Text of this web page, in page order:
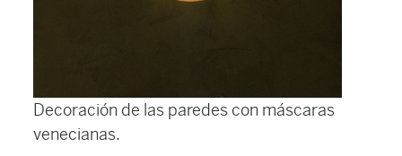
Decoración de las paredes con máscaras
venecianas.